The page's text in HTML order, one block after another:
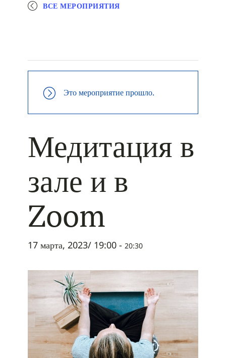
ВСЕ МЕРОПРИЯТИЯ
Это мероприятие прошло.
Медитация в
зале и в
Zoom
17 марта, 2023/ 19:00 - 20:30